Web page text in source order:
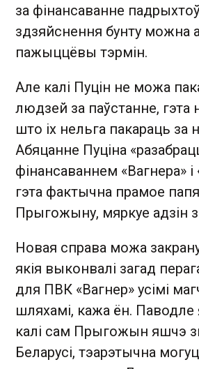
за фінансаванне
здзяйснення бунту можна
пажыццёвы тэрмін.
Але калі Пуцін не можа
людзей за паўстанне, гэта
што іх нельга пакараць за
Абяцанне Пуціна
фінансаваннем «Вагнера»
гэта фактычна прамое
Прыгожыну, мяркуе адзін
Новая справа можа
якія выконвалі загад
для ПВК «Вагнер» усімі
шляхамі, кажа ён. Паводле
калі сам Прыгожын яшчэ
Беларусі, тэарэтычна